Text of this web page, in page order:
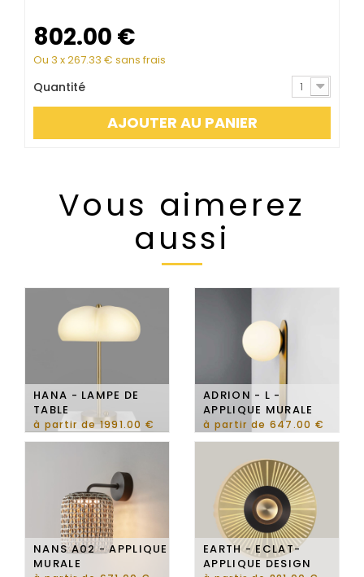
802.00 €
Ou 3 x267.33 € sans frais
Quantité 1
AJOUTER AU PANIER
Vous aimerez
aussi
HANA - LAMPE DE
TABLE
à partir de 1991.00 €
ADRION - L -
APPLIQUE MURALE
à partir de 647.00 €
NANS A02 - APPLIQUE
MURALE
EARTH - ECLAT-
APPLIQUE DESIGN